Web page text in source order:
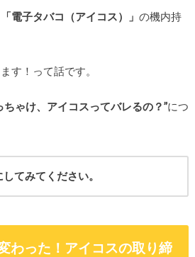
「電子タバコ（アイコス）」 の機内持
す！って話です。
ちゃけ、アイコスってバレるの？”につ
てみてください。
わった！アイコスの取り締